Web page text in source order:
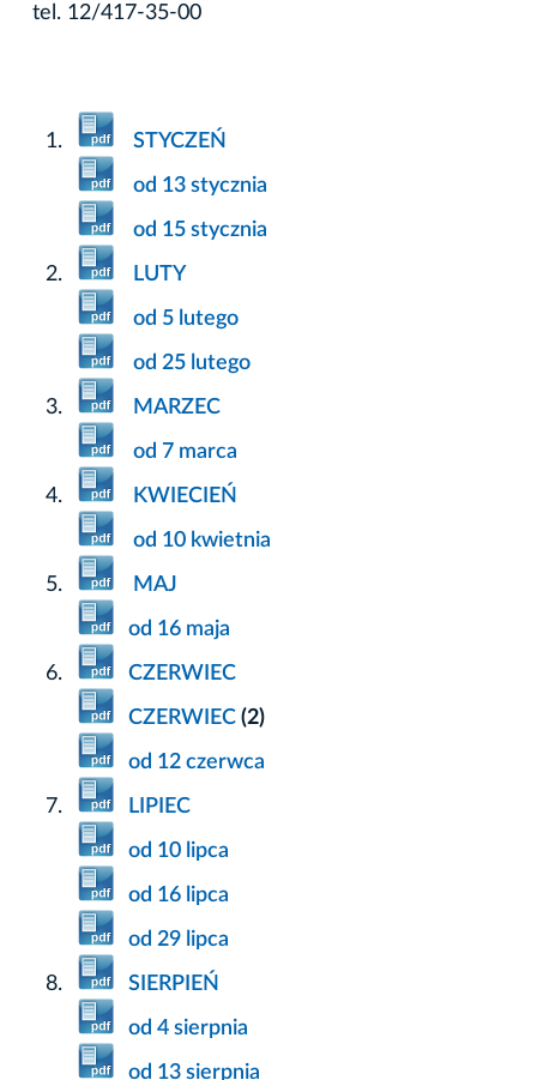
tel. 12/417-35-00
STYCZEŃ
od 13 stycznia
od 15 stycznia
LUTY
od 5 lutego
od 25 lutego
MARZEC
od 7 marca
KWIECIEŃ
od 10 kwietnia
MAJ
od 16 maja
CZERWIEC
CZERWIEC (2)
od 12 czerwca
LIPIEC
od 10 lipca
od 16 lipca
od 29 lipca
SIERPIEŃ
od 4 sierpnia
od 13 sierpnia